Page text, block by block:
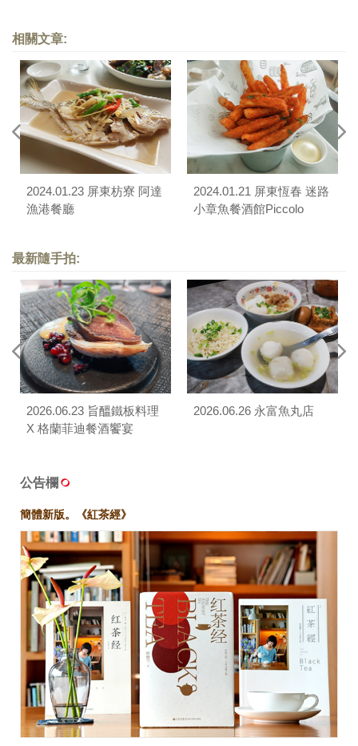
相關文章:
2024.01.23 屏東枋寮 阿達
漁港餐廳
2024.01.21 屏東恆春 迷路
小章魚餐酒館Piccolo
最新隨手拍:
2026.06.23 旨醞鐵板料理
X 格蘭菲迪餐酒饗宴
2026.06.26 永富魚丸店
公告欄
簡體新版。《紅茶經》